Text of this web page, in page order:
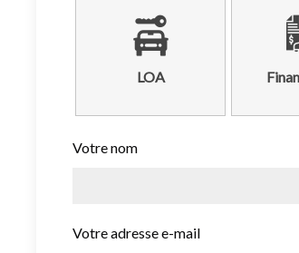
LOA
Votre nom
Votre adresse e-mail